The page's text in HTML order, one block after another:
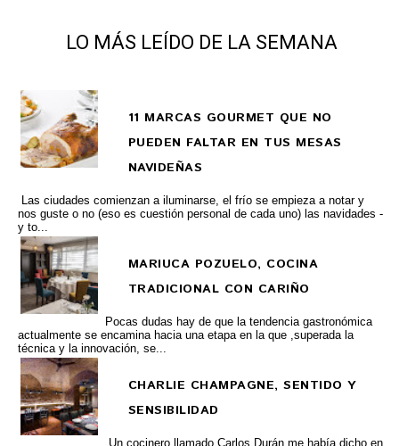
LO MÁS LEÍDO DE LA SEMANA
11 MARCAS GOURMET QUE NO
PUEDEN FALTAR EN TUS MESAS
NAVIDEÑAS
Las ciudades comienzan a iluminarse, el frío se empieza a notar y
nos guste o no (eso es cuestión personal de cada uno) las navidades -
y to...
MARIUCA POZUELO, COCINA
TRADICIONAL CON CARIÑO
Pocas dudas hay de que la tendencia gastronómica
actualmente se encamina hacia una etapa en la que ,superada la
técnica y la innovación, se...
CHARLIE CHAMPAGNE, SENTIDO Y
SENSIBILIDAD
Un cocinero llamado Carlos Durán me había dicho en